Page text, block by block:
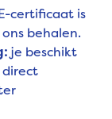
certificaat is
behalen.
je beschikt
direct